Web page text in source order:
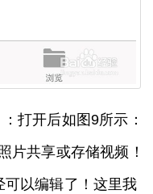
打开后如图9所示：
片共享或存储视频！
可以编辑了！这里我